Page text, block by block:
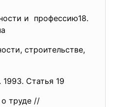
и профессию18.
строительстве,
Статья 19
труде //